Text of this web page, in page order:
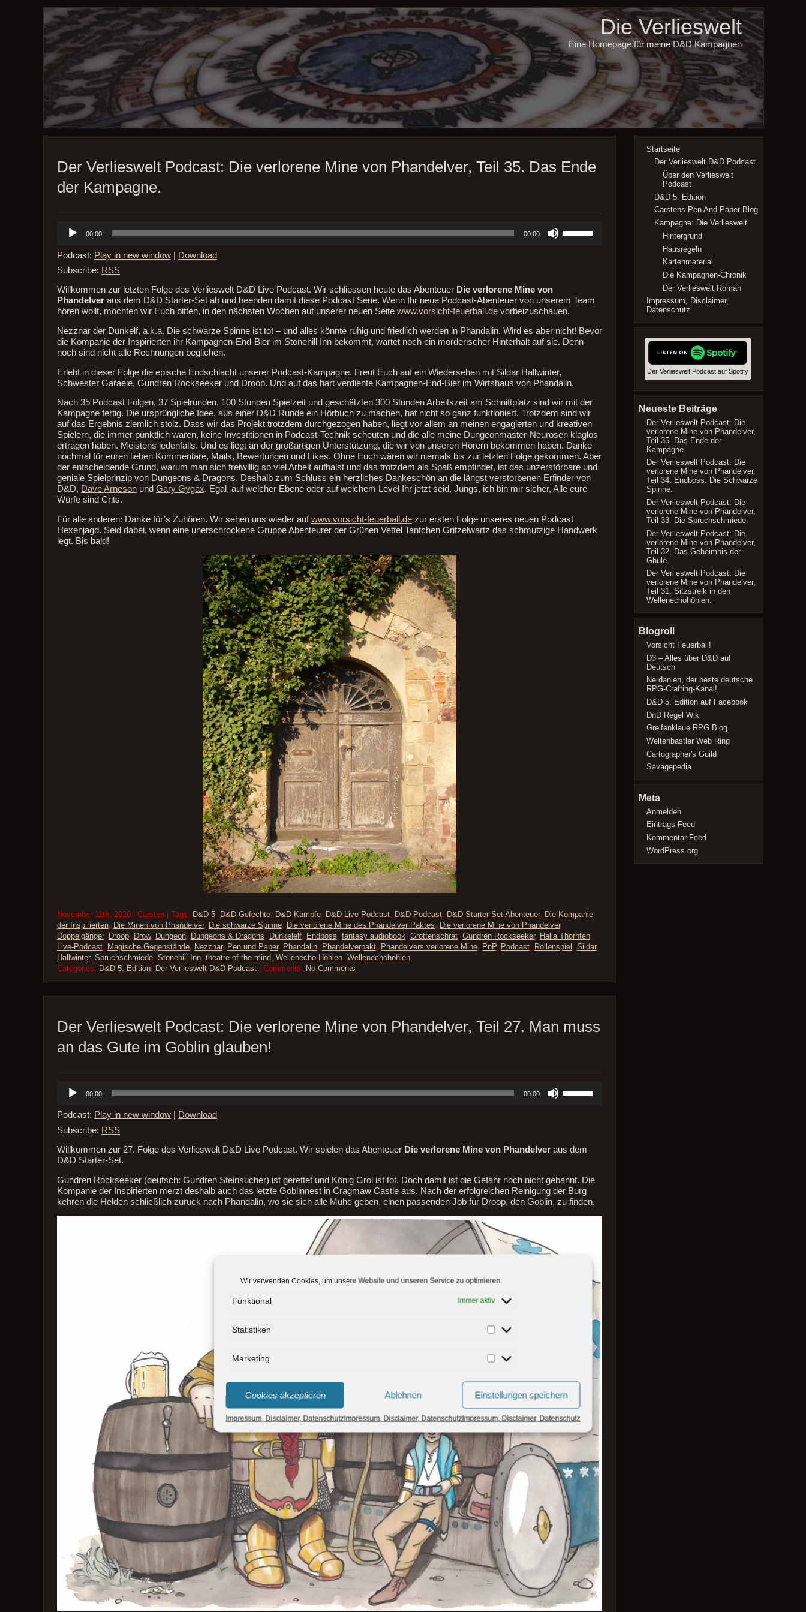
Wir verwenden Cookies, um unsere Website und unseren Service zu optimieren.
Funktional Immer aktiv
Statistiken Statistiken
Marketing Marketing
Cookies akzeptieren Ablehnen Einstellungen speichern
Impressum, Disclaimer, DatenschutzImpressum, Disclaimer, DatenschutzImpressum, Disclaimer, Datenschutz
Die Verlieswelt
Eine Homepage für meine D&D Kampagnen
Der Verlieswelt Podcast: Die verlorene Mine von Phandelver, Teil 35. Das Ende
der Kampagne.
Audio-
Player
00:00 00:00
Hoch/Runter
regeln.
Podcast: Play in new window| Download
Subscribe: RSS
Willkommen zur letzten Folge des Verlieswelt D&D Live Podcast. Wir schliessen heute das Abenteuer Die verlorene Mine von
Phandelveraus dem D&D Starter-Set ab und beenden damit diese Podcast Serie. Wenn Ihr neue Podcast-Abenteuer von unserem Team
hören wollt, möchten wir Euch bitten, in den nächsten Wochen auf unserer neuen Seite www.vorsicht-feuerball.devorbeizuschauen.
Nezznar der Dunkelf, a.k.a. Die schwarze Spinne ist tot – und alles könnte ruhig und friedlich werden in Phandalin. Wird es aber nicht! Bevor
die Kompanie der Inspirierten ihr Kampagnen-End-Bier im Stonehill Inn bekommt, wartet noch ein mörderischer Hinterhalt auf sie. Denn
noch sind nicht alle Rechnungen beglichen.
Erlebt in dieser Folge die epische Endschlacht unserer Podcast-Kampagne. Freut Euch auf ein Wiedersehen mit Sildar Hallwinter,
Schwester Garaele, Gundren Rockseeker und Droop. Und auf das hart verdiente Kampagnen-End-Bier im Wirtshaus von Phandalin.
Nach 35 Podcast Folgen, 37 Spielrunden, 100 Stunden Spielzeit und geschätzten 300 Stunden Arbeitszeit am Schnittplatz sind wir mit der
Kampagne fertig. Die ursprüngliche Idee, aus einer D&D Runde ein Hörbuch zu machen, hat nicht so ganz funktioniert. Trotzdem sind wir
auf das Ergebnis ziemlich stolz. Dass wir das Projekt trotzdem durchgezogen haben, liegt vor allem an meinen engagierten und kreativen
Spielern, die immer pünktlich waren, keine Investitionen in Podcast-Technik scheuten und die alle meine Dungeonmaster-Neurosen klaglos
ertragen haben. Meistens jedenfalls. Und es liegt an der großartigen Unterstützung, die wir von unseren Hörern bekommen haben. Danke
nochmal für euren lieben Kommentare, Mails, Bewertungen und Likes. Ohne Euch wären wir niemals bis zur letzten Folge gekommen. Aber
der entscheidende Grund, warum man sich freiwillig so viel Arbeit aufhalst und das trotzdem als Spaß empfindet, ist das unzerstörbare und
geniale Spielprinzip von Dungeons & Dragons. Deshalb zum Schluss ein herzliches Dankeschön an die längst verstorbenen Erfinder von
D&D, Dave Arnesonund Gary Gygax. Egal, auf welcher Ebene oder auf welchem Level Ihr jetzt seid, Jungs, ich bin mir sicher, Alle eure
Würfe sind Crits.
Für alle anderen: Danke für’s Zuhören. Wir sehen uns wieder aufwww.vorsicht-feuerball.dezur ersten Folge unseres neuen Podcast
Hexenjagd. Seid dabei, wenn eine unerschrockene Gruppe Abenteurer der Grünen Vettel Tantchen Gritzelwartz das schmutzige Handwerk
legt. Bis bald!
November 11th, 2020 | Carsten | Tags: D&D 5, D&D Gefechte, D&D Kämpfe, D&D Live Podcast, D&D Podcast, D&D Starter Set Abenteuer, Die Kompanie
der Inspirierten, Die Minen von Phandelver, Die schwarze Spinne, Die verlorene Mine des Phandelver Paktes Die verlorene Mine von Phandelver,
Doppelgänger, Droop, Drow, Dungeon, Dungeons & Dragons Dunkelelf, Endboss fantasy audiobook Grottenschrat, Gundren Rockseeker, Halia Thornten,
Live-Podcast, Magische Gegenstände, Nezznar, Pen und Paper, Phandalin, Phandelverpakt, Phandelvers verlorene Mine, PnP, Podcast, Rollenspiel Sildar
Hallwinter, Spruchschmiede, Stonehill Inn, theatre of the mind, Wellenecho Höhlen, Wellenechohöhlen.
Categories: D&D 5. Edition, Der Verlieswelt D&D Podcast| Comments: No Comments
Der Verlieswelt Podcast: Die verlorene Mine von Phandelver, Teil 27. Man muss
an das Gute im Goblin glauben!
Audio-
Player
00:00 00:00
Hoch/Runter
zu
Podcast: Play in new window|
Download
Subscribe: RSS
Willkommen zur 27. Folge des Verlieswelt D&D Live Podcast. Wir spielen das Abenteuer Die verlorene Mine von Phandelveraus dem
D&D Starter-Set.
Gundren Rockseeker (deutsch: Gundren Steinsucher) ist gerettet und König Grol ist tot. Doch damit ist die Gefahr noch nicht gebannt. Die
Kompanie der Inspirierten merzt deshalb auch das letzte Goblinnest in Cragmaw Castle aus. Nach der erfolgreichen Reinigung der Burg
kehren die Helden schließlich zurück nach Phandalin, wo sie sich alle Mühe geben, einen passenden Job für Droop, den Goblin, zu finden.
Startseite
Der Verlieswelt D&D Podcast
Über den Verlieswelt
Podcast
D&D 5. Edition
Carstens Pen And Paper Blog
Kampagne: Die Verlieswelt
Hintergrund
Hausregeln
Kartenmaterial
Die Kampagnen-Chronik
Der Verlieswelt Roman
Impressum, Disclaimer,
Datenschutz
Der Verlieswelt Podcast auf Spotify
Neueste Beiträge
Der Verlieswelt Podcast: Die
verlorene Mine von Phandelver,
Teil 35. Das Ende der
Kampagne.
Der Verlieswelt Podcast: Die
verlorene Mine von Phandelver,
Teil 34. Endboss: Die Schwarze
Spinne.
Der Verlieswelt Podcast: Die
verlorene Mine von Phandelver,
Teil 33. Die Spruchschmiede.
Der Verlieswelt Podcast: Die
verlorene Mine von Phandelver,
Teil 32. Das Geheimnis der
Ghule.
Der Verlieswelt Podcast: Die
verlorene Mine von Phandelver,
Teil 31. Sitzstreik in den
Wellenechohöhlen.
Blogroll
Vorsicht Feuerball!
D3 – Alles über D&D auf
Deutsch
Nerdanien, der beste deutsche
RPG-Crafting-Kanal!
D&D 5. Edition auf Facebook
DnD Regel Wiki
Greifenklaue RPG Blog
Weltenbastler Web Ring
Cartographer's Guild
Savagepedia
Meta
Anmelden
Eintrags-Feed
Kommentar-Feed
WordPress.org